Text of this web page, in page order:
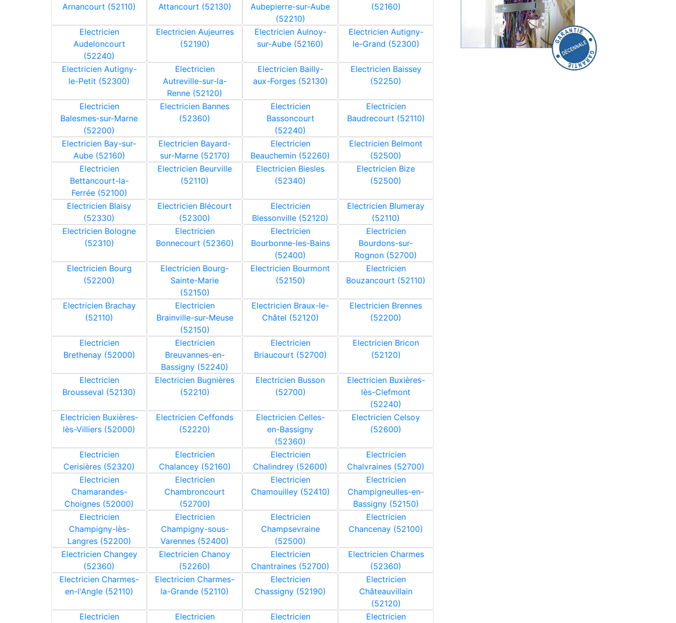
Arnancourt (52110)
Attancourt (52130)
Aubepierre-sur-Aube
(52210)
(52160)
Electricien
Audeloncourt
(52240)
Electricien Aujeurres
(52190)
Electricien Aulnoy-
sur-Aube (52160)
Electricien Autigny-
le-Grand (52300)
Electricien Autigny-
le-Petit (52300)
Electricien
Autreville-sur-la-
Renne (52120)
Electricien Bailly-
aux-Forges (52130)
Electricien Baissey
(52250)
Electricien
Balesmes-sur-Marne
(52200)
Electricien Bannes
(52360)
Electricien
Bassoncourt
(52240)
Electricien
Baudrecourt (52110)
Electricien Bay-sur-
Aube (52160)
Electricien Bayard-
sur-Marne (52170)
Electricien
Beauchemin (52260)
Electricien Belmont
(52500)
Electricien
Bettancourt-la-
Ferrée (52100)
Electricien Beurville
(52110)
Electricien Biesles
(52340)
Electricien Bize
(52500)
Electricien Blaisy
(52330)
Electricien Blécourt
(52300)
Electricien
Blessonville (52120)
Electricien Blumeray
(52110)
Electricien Bologne
(52310)
Electricien
Bonnecourt (52360)
Electricien
Bourbonne-les-Bains
(52400)
Electricien
Bourdons-sur-
Rognon (52700)
Electricien Bourg
(52200)
Electricien Bourg-
Sainte-Marie
(52150)
Electricien Bourmont
(52150)
Electricien
Bouzancourt (52110)
Electricien Brachay
(52110)
Electricien
Brainville-sur-Meuse
(52150)
Electricien Braux-le-
Châtel (52120)
Electricien Brennes
(52200)
Electricien
Brethenay (52000)
Electricien
Breuvannes-en-
Bassigny (52240)
Electricien
Briaucourt (52700)
Electricien Bricon
(52120)
Electricien
Brousseval (52130)
Electricien Bugnières
(52210)
Electricien Busson
(52700)
Electricien Buxières-
lès-Clefmont
(52240)
Electricien Buxières-
lès-Villiers (52000)
Electricien Ceffonds
(52220)
Electricien Celles-
en-Bassigny
(52360)
Electricien Celsoy
(52600)
Electricien
Cerisières (52320)
Electricien
Chalancey (52160)
Electricien
Chalindrey (52600)
Electricien
Chalvraines (52700)
Electricien
Chamarandes-
Choignes (52000)
Electricien
Chambroncourt
(52700)
Electricien
Chamouilley (52410)
Electricien
Champigneulles-en-
Bassigny (52150)
Electricien
Champigny-lès-
Langres (52200)
Electricien
Champigny-sous-
Varennes (52400)
Electricien
Champsevraine
(52500)
Electricien
Chancenay (52100)
Electricien Changey
(52360)
Electricien Chanoy
(52260)
Electricien
Chantraines (52700)
Electricien Charmes
(52360)
Electricien Charmes-
en-l'Angle (52110)
Electricien Charmes-
la-Grande (52110)
Electricien
Chassigny (52190)
Electricien
Châteauvillain
(52120)
Electricien
Electricien
Electricien
Electricien